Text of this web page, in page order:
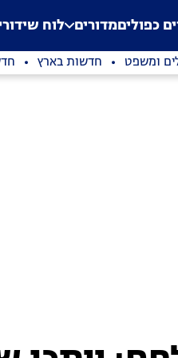
Application error: a
. כפוליםמדורים לוח
ומשפט חדשות בארץ